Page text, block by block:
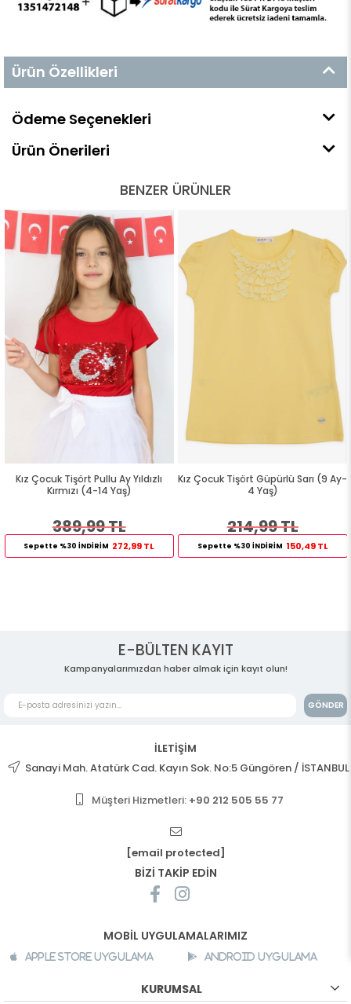
Ürün Özellikleri
Ödeme Seçenekleri
Ürün Önerileri
BENZER ÜRÜNLER
Kız Çocuk Tişört Pullu Ay Yıldızlı
Kırmızı (4-14 Yaş)
389,99 TL
Sepette %30 İNDİRİM 272,99 TL
Kız Çocuk Tişört Güpürlü Sarı (9 Ay-
4 Yaş)
214,99 TL
Sepette %30 İNDİRİM 150,49 TL
E-BÜLTEN KAYIT
Kampanyalarımızdan haber almak için kayıt olun!
GÖNDER
İLETİŞİM
Sanayi Mah. Atatürk Cad. Kayın Sok. No:5 Güngören / İSTANBUL
Müşteri Hizmetleri: +90 212 505 55 77
[email protected]
BİZİ TAKİP EDİN
MOBİL UYGULAMALARIMIZ
Apple Store Uygulama Android Uygulama
KURUMSAL